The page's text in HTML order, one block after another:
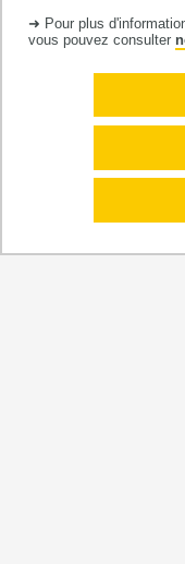
➜ Pour plus
vous pouvez consulter
2022
Pas de publications